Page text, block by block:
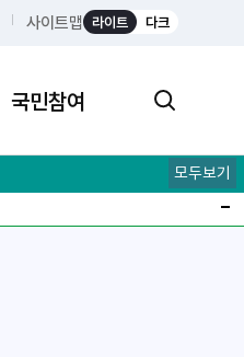
사이트맵 라이트 다크
국민참여
모두보기